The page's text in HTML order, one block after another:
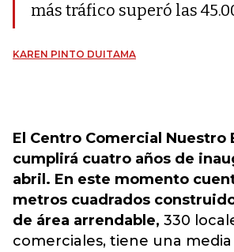
más tráfico superó las
KAREN PINTO DUITAMA
El Centro Comercial Nuestro
cumplirá cuatro años de
abril. En este momento
metros cuadrados
de área arrendable, 330
comerciales, tiene una